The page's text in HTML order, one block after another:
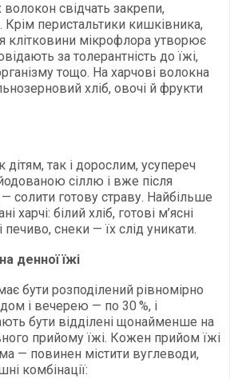
свідчать закрепи,
Крім перистальтики кишківника,
клітковини мікрофлора утворює
за толерантність до їжі,
тощо. На харчові волокна
хліб, овочі й фрукти
так і дорослим, усупереч
сіллю і вже після
солити готову страву. Найбільше
харчі: білий хліб, готові м’ясні
печиво, снеки — їх слід уникати.
денної їжі
бути розподілений рівномірно
і вечерею — по 30 %, і
бути відділені щонайменше на
прийому їжі. Кожен прийом їжі
— повинен містити вуглеводи,
комбінації: